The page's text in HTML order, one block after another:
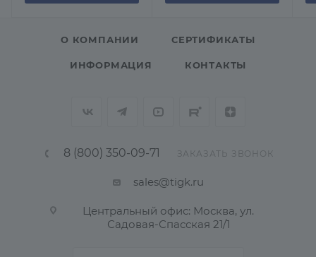
О КОМПАНИИ СЕРТИФИКАТЫ
ИНФОРМАЦИЯ КОНТАКТЫ
8 (800) 350-09-71 ЗАКАЗАТЬ ЗВОНОК
sales@tigk.ru
Центральный офис: Москва, ул.
Садовая-Спасская 21/1